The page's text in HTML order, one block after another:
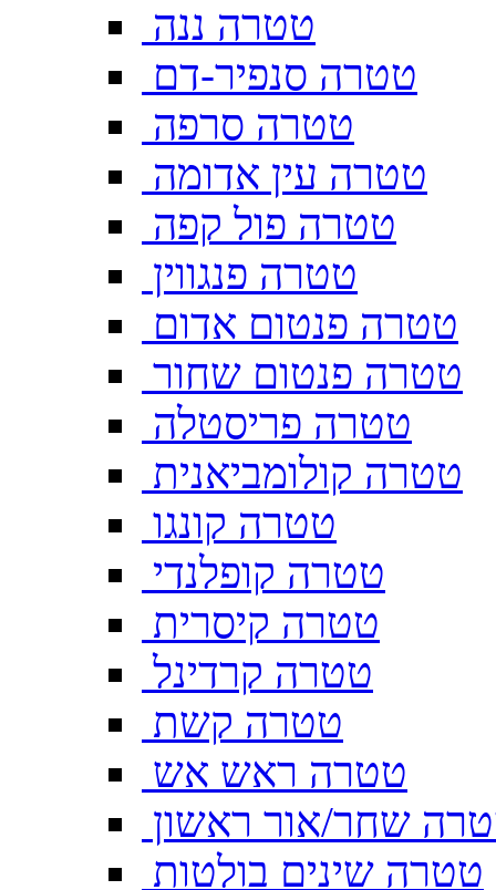
טטרה ננה
טטרה סנפיר-דם
טטרה סרפה
טטרה עין אדומה
טטרה פול קפה
טטרה פנגווין
טטרה פנטום אדום
טטרה פנטום שחור
טטרה פריסטלה
טטרה קולומביאנית
טטרה קונגו
טטרה קופלנדי
טטרה קיסרית
טטרה קרדינל
טטרה קשת
טטרה ראש אש
שחר/אור ראשון
טטרה שינים בולטות